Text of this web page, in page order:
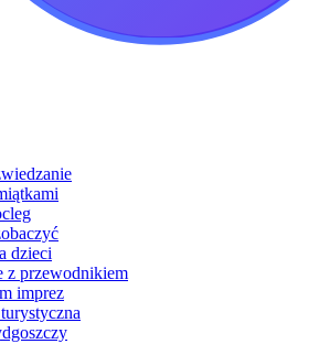
dzieci
z przewodnikiem
imprez